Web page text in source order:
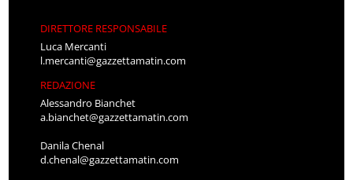
DIRETTORE RESPONSABILE
Luca Mercanti
l.mercanti@gazzettamatin.com
REDAZIONE
Alessandro Bianchet
a.bianchet@gazzettamatin.com
Danila Chenal
d.chenal@gazzettamatin.com